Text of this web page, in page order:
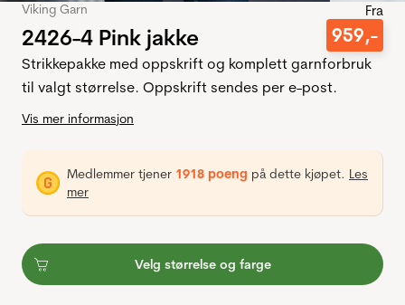
Viking Garn
2426-4 Pink jakke
Fra
959,-
Strikkepakke med oppskrift og komplett garnforbruk
til valgt størrelse. Oppskrift sendes per e-post.
Vis mer informasjon
Medlemmer tjener 1918 poeng på dette kjøpet. Les
mer
Velg størrelse og farge